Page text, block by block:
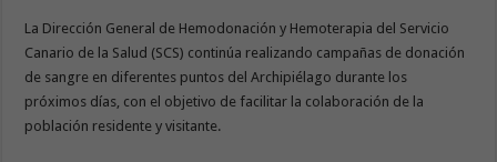
La Dirección General de Hemodonación y Hemoterapia del Servicio
Canario de la Salud (SCS) continúa realizando campañas de donación
de sangre en diferentes puntos del Archipiélago durante los
próximos días, con el objetivo de facilitar la colaboración de la
población residente y visitante.